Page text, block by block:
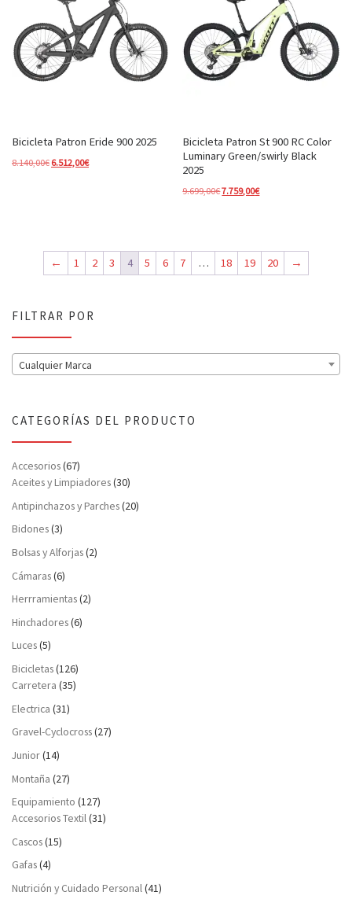
Bicicleta Patron Eride 900 2025
8.140,00€ El precio original era: 8.140,00€.
6.512,00€El precio actual es: 6.512,00€.
Bicicleta Patron St 900 RC Color
Luminary Green/swirly Black
2025
9.699,00€El precio original era: 9.699,00€.
7.759,00€El precio actual es:
← 1 2 3 4 5 6 7 … 18 19 20 →
FILTRAR POR
Cualquier Marca
CATEGORÍAS DEL PRODUCTO
Accesorios(67)
Aceites y Limpiadores(30)
Antipinchazos y Parches(20)
Bidones(3)
Bolsas y Alforjas(2)
Cámaras(6)
Herrramientas(2)
Hinchadores(6)
Luces(5)
Bicicletas(126)
Carretera (35)
Electrica (31)
Gravel-Cyclocross(27)
Junior(14)
Montaña (27)
Equipamiento (127)
Accesorios Textil(31)
Cascos(15)
Gafas(4)
Nutrición y Cuidado Personal(41)